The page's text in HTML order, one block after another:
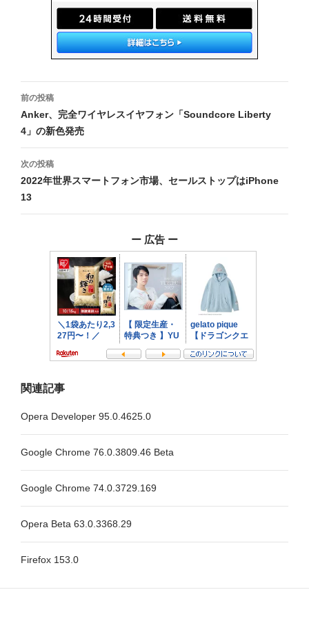
投
稿
ナ
ビ
ゲ
ー
前の投稿
Anker、完全ワイヤレスイヤフォン「Soundcore Liberty
4」の新色発売
次の投稿
2022年世界スマートフォン市場、セールストップはiPhone
13
ー 広告 ー
関連記事
Opera Developer 95.0.4625.0
Google Chrome 76.0.3809.46 Beta
Google Chrome 74.0.3729.169
Opera Beta 63.0.3368.29
Firefox 153.0